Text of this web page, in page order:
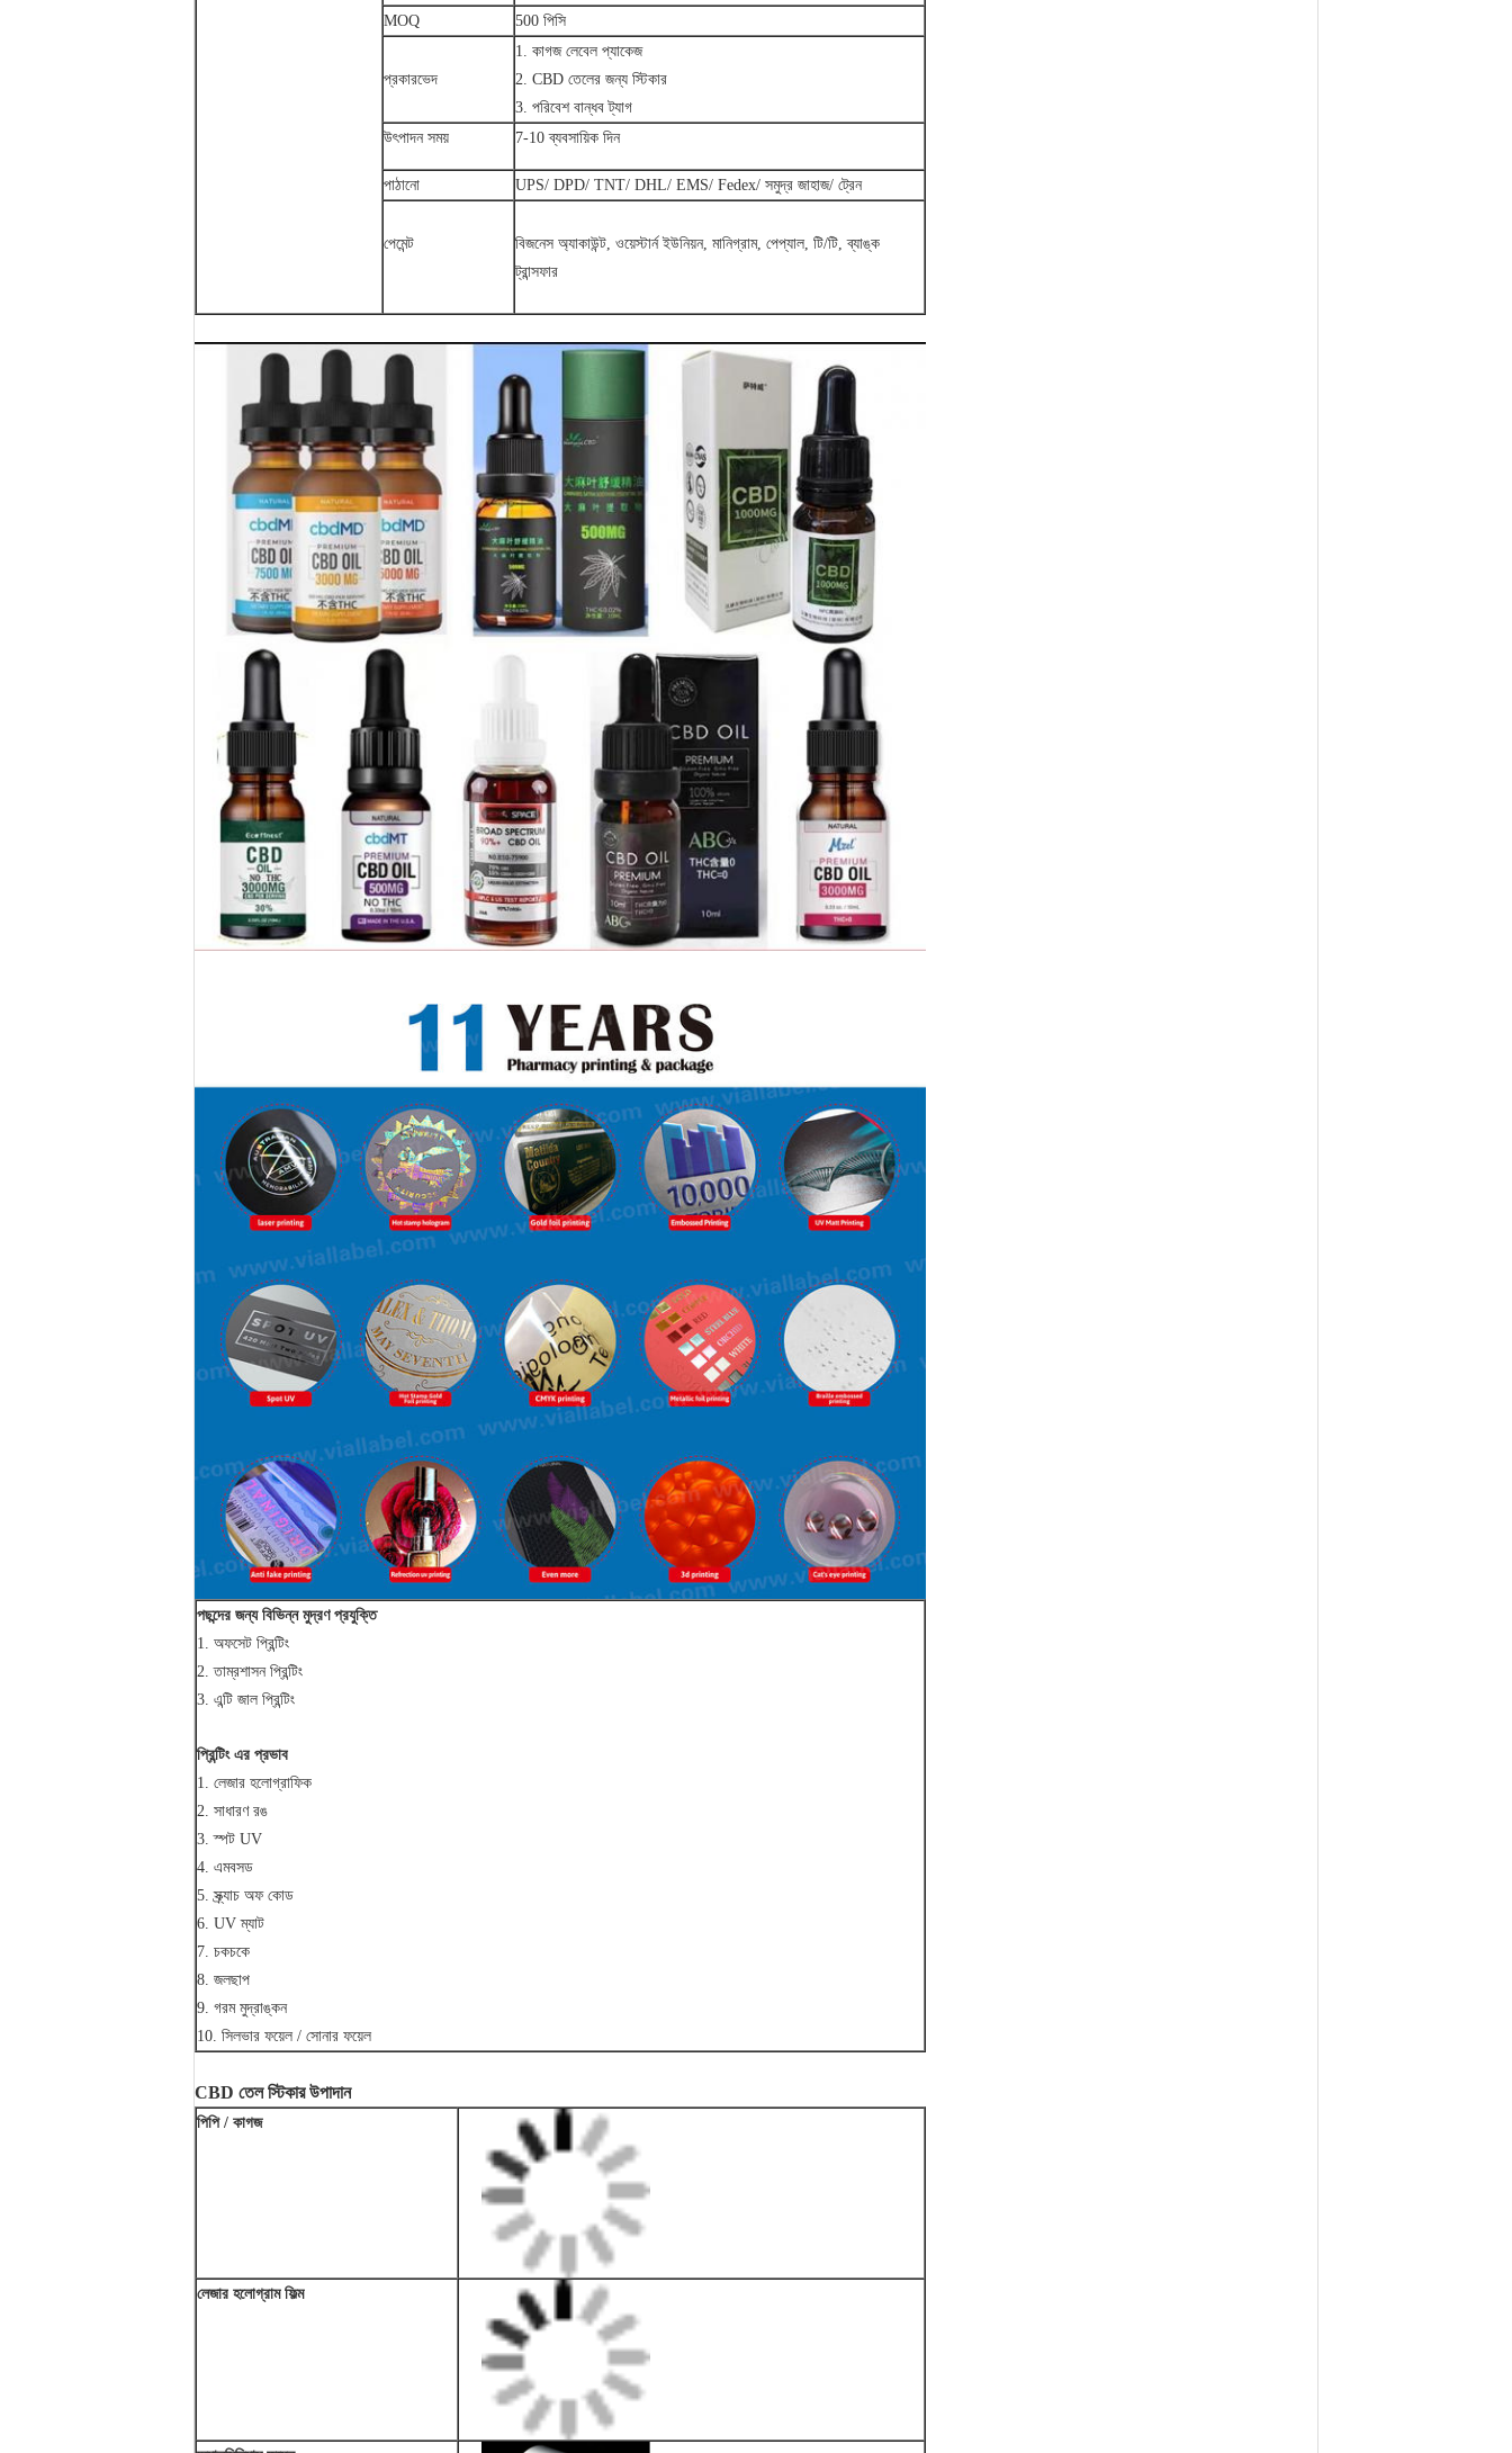
MOQ
500 পিসি
প্রকারভেদ
1. কাগজ লেবেল প্যাকেজ
2. CBD তেলের জন্য স্টিকার
3. পরিবেশ বান্ধব ট্যাগ
উৎপাদন সময়
7-10 ব্যবসায়িক দিন
পাঠানো UPS/ DPD/ TNT/ DHL/ EMS/ Fedex/ সমুদ্র জাহাজ/ ট্রেন
পেমেন্ট
বিজনেস অ্যাকাউন্ট, ওয়েস্টার্ন ইউনিয়ন, মানিগ্রাম, পেপ্যাল, টি/টি, ব্যাঙ্ক
ট্রান্সফার
পছন্দের জন্য বিভিন্ন মুদ্রণ প্রযুক্তি
1. অফসেট প্রিন্টিং
2. তাম্রশাসন প্রিন্টিং
3. এন্টি জাল প্রিন্টিং
প্রিন্টিং এর প্রভাব
1. লেজার হলোগ্রাফিক
2. সাধারণ রঙ
3. স্পট UV
4. এমবসড
5. স্ক্র্যাচ অফ কোড
6. UV ম্যাট
7. চকচকে
8. জলছাপ
9. গরম মুদ্রাঙ্কন
10. সিলভার ফয়েল / সোনার ফয়েল
CBD তেল স্টিকার উপাদান
পিপি / কাগজ
লেজার হলোগ্রাম ফিল্ম